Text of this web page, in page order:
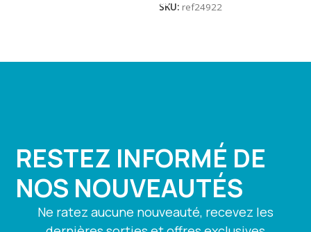
SKU: ref24922
RESTEZ INFORMÉ DE
NOS NOUVEAUTÉS
Ne ratez aucune nouveauté, recevez les